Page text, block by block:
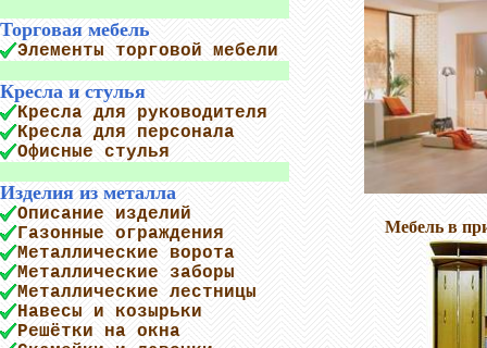
Торговая мебель
Элементы торговой мебели
Кресла и стулья
Кресла для руководителя
Кресла для персонала
Офисные стулья
Изделия из металла
Описание изделий
Газонные ограждения
Металлические ворота
Металлические заборы
Металлические лестницы
Навесы и козырьки
Решётки на окна
Мебель в